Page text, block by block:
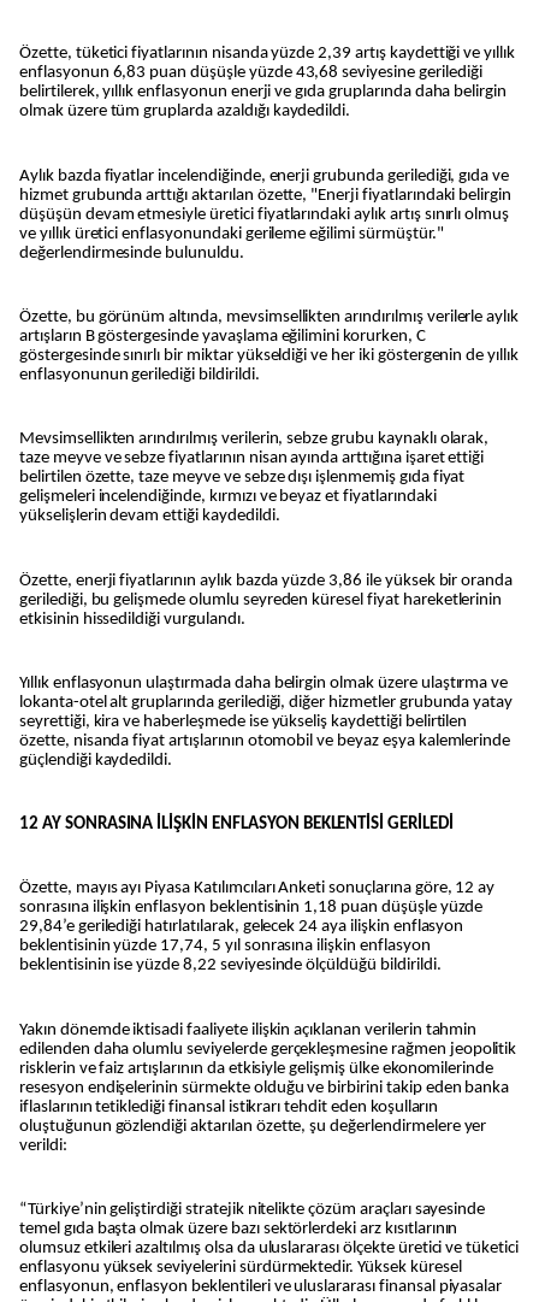
Özette, tüketici fiyatlarının nisanda yüzde 2,39 artış kaydettiği ve yıllık
enflasyonun 6,83 puan düşüşle yüzde 43,68 seviyesine gerilediği
belirtilerek, yıllık enflasyonun enerji ve gıda gruplarında daha belirgin
olmak üzere tüm gruplarda azaldığı kaydedildi.
Aylık bazda fiyatlar incelendiğinde, enerji grubunda gerilediği, gıda ve
hizmet grubunda arttığı aktarılan özette, "Enerji fiyatlarındaki belirgin
düşüşün devam etmesiyle üretici fiyatlarındaki aylık artış sınırlı olmuş
ve yıllık üretici enflasyonundaki gerileme eğilimi sürmüştür."
değerlendirmesinde bulunuldu.
Özette, bu görünüm altında, mevsimsellikten arındırılmış verilerle aylık
artışların B göstergesinde yavaşlama eğilimini korurken, C
göstergesinde sınırlı bir miktar yükseldiği ve her iki göstergenin de yıllık
enflasyonunun gerilediği bildirildi.
Mevsimsellikten arındırılmış verilerin, sebze grubu kaynaklı olarak,
taze meyve ve sebze fiyatlarının nisan ayında arttığına işaret ettiği
belirtilen özette, taze meyve ve sebze dışı işlenmemiş gıda fiyat
gelişmeleri incelendiğinde, kırmızı ve beyaz et fiyatlarındaki
yükselişlerin devam ettiği kaydedildi.
Özette, enerji fiyatlarının aylık bazda yüzde 3,86 ile yüksek bir oranda
gerilediği, bu gelişmede olumlu seyreden küresel fiyat hareketlerinin
etkisinin hissedildiği vurgulandı.
Yıllık enflasyonun ulaştırmada daha belirgin olmak üzere ulaştırma ve
lokanta-otel alt gruplarında gerilediği, diğer hizmetler grubunda yatay
seyrettiği, kira ve haberleşmede ise yükseliş kaydettiği belirtilen
özette, nisanda fiyat artışlarının otomobil ve beyaz eşya kalemlerinde
güçlendiği kaydedildi.
12 AY SONRASINA İLİŞKİN ENFLASYON BEKLENTİSİ GERİLEDİ
Özette, mayıs ayı Piyasa Katılımcıları Anketi sonuçlarına göre, 12 ay
sonrasına ilişkin enflasyon beklentisinin 1,18 puan düşüşle yüzde
29,84’e gerilediği hatırlatılarak, gelecek 24 aya ilişkin enflasyon
beklentisinin yüzde 17,74, 5 yıl sonrasına ilişkin enflasyon
beklentisinin ise yüzde 8,22 seviyesinde ölçüldüğü bildirildi.
Yakın dönemde iktisadi faaliyete ilişkin açıklanan verilerin tahmin
edilenden daha olumlu seviyelerde gerçekleşmesine rağmen jeopolitik
risklerin ve faiz artışlarının da etkisiyle gelişmiş ülke ekonomilerinde
resesyon endişelerinin sürmekte olduğu ve birbirini takip eden banka
iflaslarının tetiklediği finansal istikrarı tehdit eden koşulların
oluştuğunun gözlendiği aktarılan özette, şu değerlendirmelere yer
verildi:
“Türkiye’nin geliştirdiği stratejik nitelikte çözüm araçları sayesinde
temel gıda başta olmak üzere bazı sektörlerdeki arz kısıtlarının
olumsuz etkileri azaltılmış olsa da uluslararası ölçekte üretici ve tüketici
enflasyonu yüksek seviyelerini sürdürmektedir. Yüksek küresel
enflasyonun, enflasyon beklentileri ve uluslararası finansal piyasalar